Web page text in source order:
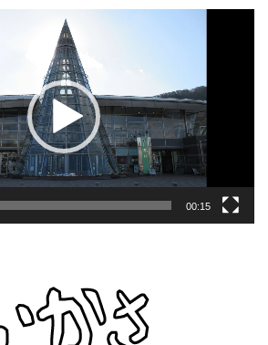
00:15